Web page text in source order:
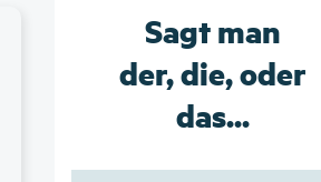
Sagt man
der, die, oder
das...